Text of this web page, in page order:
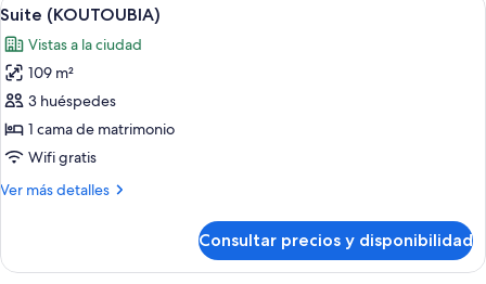
camas
individuales
(Park)
todas
las
fotos
de
Suite
(KOUTOUBIA)
6
Suite (KOUTOUBIA)
Vistas a la ciudad
109 m²
3 huéspedes
1 cama de matrimonio
Wifi gratis
Ver más detalles
Más
(KOUTOUBIA)
Consultar precios y disponibilidad